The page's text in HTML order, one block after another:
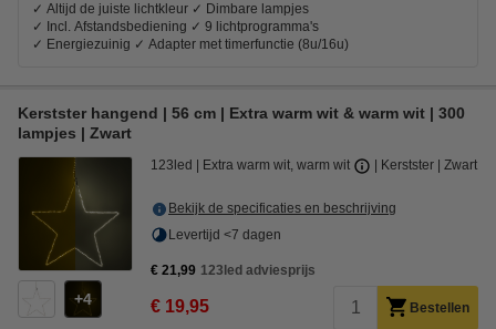
✓ Altijd de juiste lichtkleur ✓ Dimbare lampjes
✓ Incl. Afstandsbediening ✓ 9 lichtprogramma's
✓ Energiezuinig ✓ Adapter met timerfunctie (8u/16u)
Kerstster hangend | 56 cm | Extra warm wit & warm wit | 300
lampjes | Zwart
4
123led Extra warm wit, warm wit Kerstster Zwart
Bekijk de specificaties en beschrijving
Levertijd <7 dagen
€ 21,99 123led adviesprijs
€ 19,95 Bestellen